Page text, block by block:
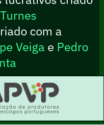
com a
Veiga e Pedro